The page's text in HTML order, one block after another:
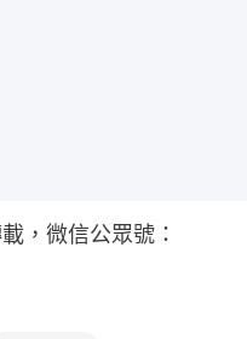
，微信公眾號：